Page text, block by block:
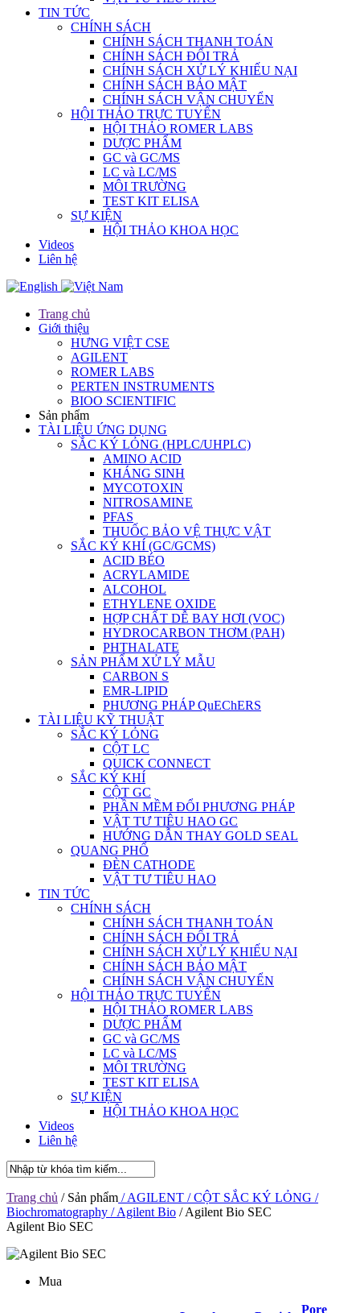
TIN TỨC
CHÍNH SÁCH
CHÍNH SÁCH THANH TOÁN
CHÍNH SÁCH ĐỔI TRẢ
CHÍNH SÁCH XỬ LÝ KHIẾU NẠI
CHÍNH SÁCH BẢO MẬT
CHÍNH SÁCH VẬN CHUYỂN
HỘI THẢO TRỰC TUYẾN
HỘI THẢO ROMER LABS
DƯỢC PHẨM
GC và GC/MS
LC và LC/MS
MÔI TRƯỜNG
TEST KIT ELISA
SỰ KIỆN
HỘI THẢO KHOA HỌC
Videos
Liên hệ
Trang chủ
Giới thiệu
HƯNG VIỆT CSE
AGILENT
ROMER LABS
PERTEN INSTRUMENTS
BIOO SCIENTIFIC
Sản phẩm
TÀI LIỆU ỨNG DỤNG
SẮC KÝ LỎNG (HPLC/UHPLC)
AMINO ACID
KHÁNG SINH
MYCOTOXIN
NITROSAMINE
PFAS
THUỐC BẢO VỆ THỰC VẬT
SẮC KÝ KHÍ (GC/GCMS)
ACID BÉO
ACRYLAMIDE
ALCOHOL
ETHYLENE OXIDE
HỢP CHẤT DỄ BAY HƠI (VOC)
HYDROCARBON THƠM (PAH)
PHTHALATE
SẢN PHẨM XỬ LÝ MẪU
CARBON S
EMR-LIPID
PHƯƠNG PHÁP QuEChERS
TÀI LIỆU KỸ THUẬT
SẮC KÝ LỎNG
CỘT LC
QUICK CONNECT
SẮC KÝ KHÍ
CỘT GC
PHẦN MỀM ĐỔI PHƯƠNG PHÁP
VẬT TƯ TIÊU HAO GC
HƯỚNG DẪN THAY GOLD SEAL
QUANG PHỔ
ĐÈN CATHODE
VẬT TƯ TIÊU HAO
TIN TỨC
CHÍNH SÁCH
CHÍNH SÁCH THANH TOÁN
CHÍNH SÁCH ĐỔI TRẢ
CHÍNH SÁCH XỬ LÝ KHIẾU NẠI
CHÍNH SÁCH BẢO MẬT
CHÍNH SÁCH VẬN CHUYỂN
HỘI THẢO TRỰC TUYẾN
HỘI THẢO ROMER LABS
DƯỢC PHẨM
GC và GC/MS
LC và LC/MS
MÔI TRƯỜNG
TEST KIT ELISA
SỰ KIỆN
HỘI THẢO KHOA HỌC
Videos
Liên hệ
Trang chủ / Sản phẩm / AGILENT / CỘT SẮC KÝ LỎNG /
Biochromatography / Agilent Bio / Agilent Bio SEC
Agilent Bio SEC
Mua
Pore